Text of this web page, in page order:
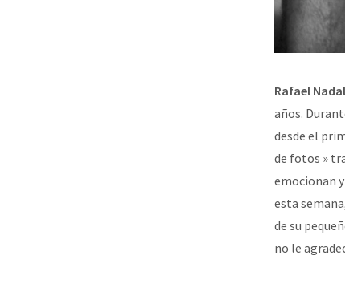
Rafael
años.
desde el
de fotos »
emocionan
esta
de su
no le